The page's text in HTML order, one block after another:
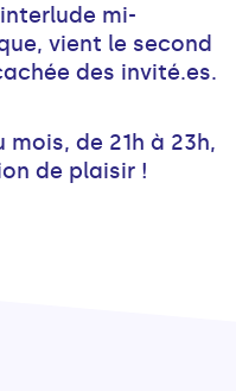
mi-
vient le second
des invité.es.
mois, de 21h à 23h,
de plaisir !